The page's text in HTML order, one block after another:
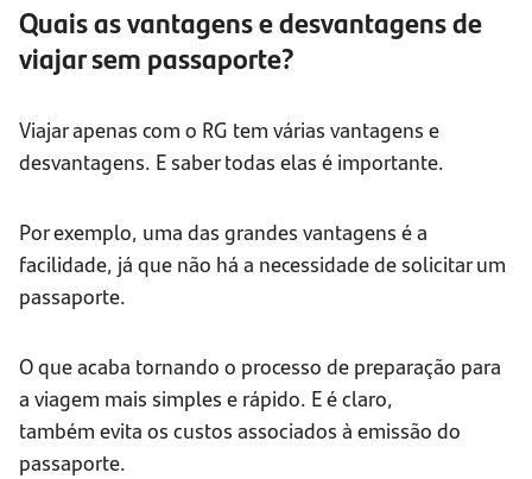
Quais as vantagens e desvantagens de
viajar sem passaporte?
Viajar apenas com o RG tem várias vantagens e
desvantagens. E saber todas elas é importante.
Por exemplo, uma das grandes vantagens é a
facilidade, já que não há a necessidade de solicitar um
passaporte.
O que acaba tornando o processo de preparação para
a viagem mais simples e rápido. E é claro,
também evita os custos associados à emissão do
passaporte.